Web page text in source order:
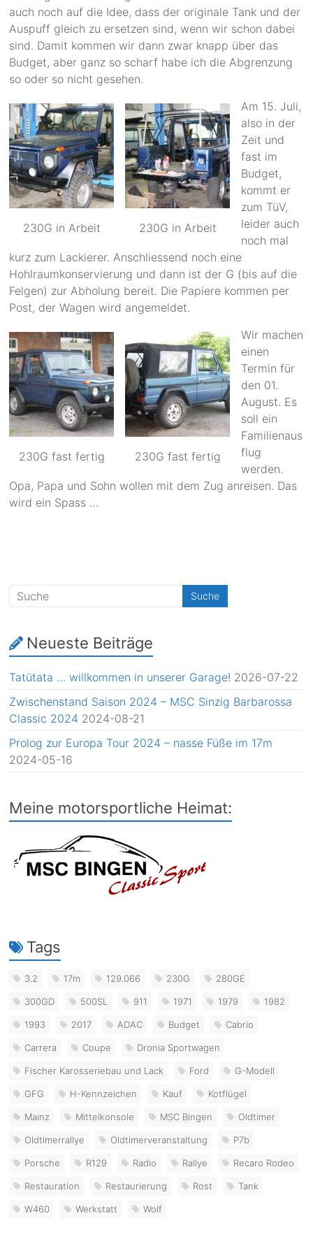
auch noch auf die Idee, dass der originale Tank und der
Auspuff gleich zu ersetzen sind, wenn wir schon dabei
sind. Damit kommen wir dann zwar knapp über das
Budget, aber ganz so scharf habe ich die Abgrenzung
so oder so nicht gesehen.
230G in Arbeit 230G in Arbeit
Am 15. Juli,
also in der
Zeit und
fast im
Budget,
kommt er
zum TüV,
leider auch
noch mal
kurz zum Lackierer. Anschliessend noch eine
Hohlraumkonservierung und dann ist der G (bis auf die
Felgen) zur Abholung bereit. Die Papiere kommen per
Post, der Wagen wird angemeldet.
230G fast fertig 230G fast fertig
Wir machen
einen
Termin für
den 01.
August. Es
soll ein
Familienaus
flug
werden.
Opa, Papa und Sohn wollen mit dem Zug anreisen. Das
wird ein Spass …
Neueste Beiträge
Tatütata … willkommen in unserer Garage! 2026-07-22
Zwischenstand Saison 2024 – MSC Sinzig Barbarossa
Classic 2024 2024-08-21
Prolog zur Europa Tour 2024 – nasse Füße im 17m
2024-05-16
Meine motorsportliche Heimat:
Tags
3.2 17m 129.066 230G 280GE
300GD 500SL 911 1971 1979 1982
1993 2017 ADAC Budget Cabrio
Carrera Coupe Dronia Sportwagen
Fischer Karosseriebau und Lack Ford G-Modell
GFG H-Kennzeichen Kauf Kotflügel
Mainz Mittelkonsole MSC Bingen Oldtimer
Oldtimerrallye Oldtimerveranstaltung P7b
Porsche R129 Radio Rallye Recaro Rodeo
Restauration Restaurierung Rost Tank
W460 Werkstatt Wolf